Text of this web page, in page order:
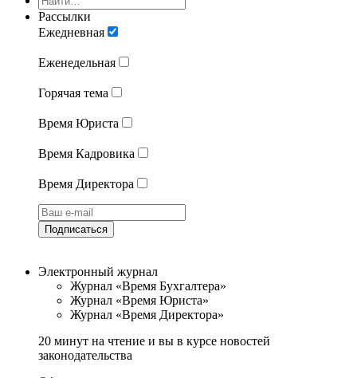
Рассылки
Ежедневная
Еженедельная
Горячая тема
Время Юриста
Время Кадровика
Время Директора
Подписаться
Электронный журнал
Журнал «Время Бухгалтера»
Журнал «Время Юриста»
Журнал «Время Директора»
20 минут на чтение и вы в курсе новостей
законодательства